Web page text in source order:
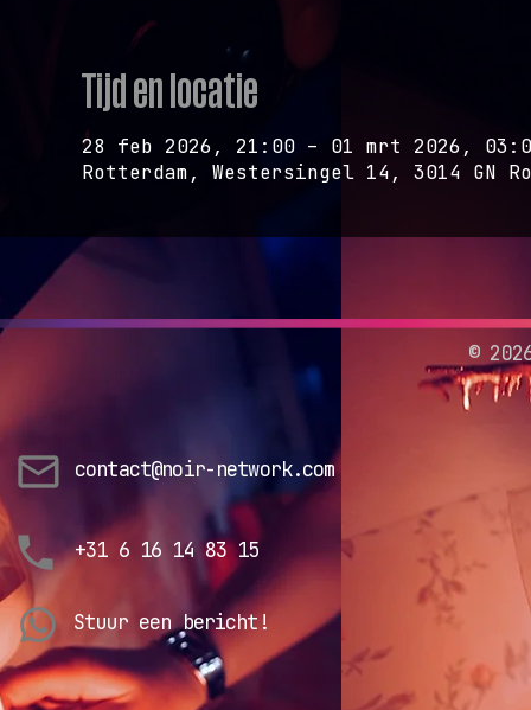
Tijd en locatie
28 feb 2026, 21:00 – 01 mrt 2026,
Rotterdam, Westersingel 14, 3014 GN
©
contact@noir-network.com
+31 6 16 14 83 15
Stuur een bericht!